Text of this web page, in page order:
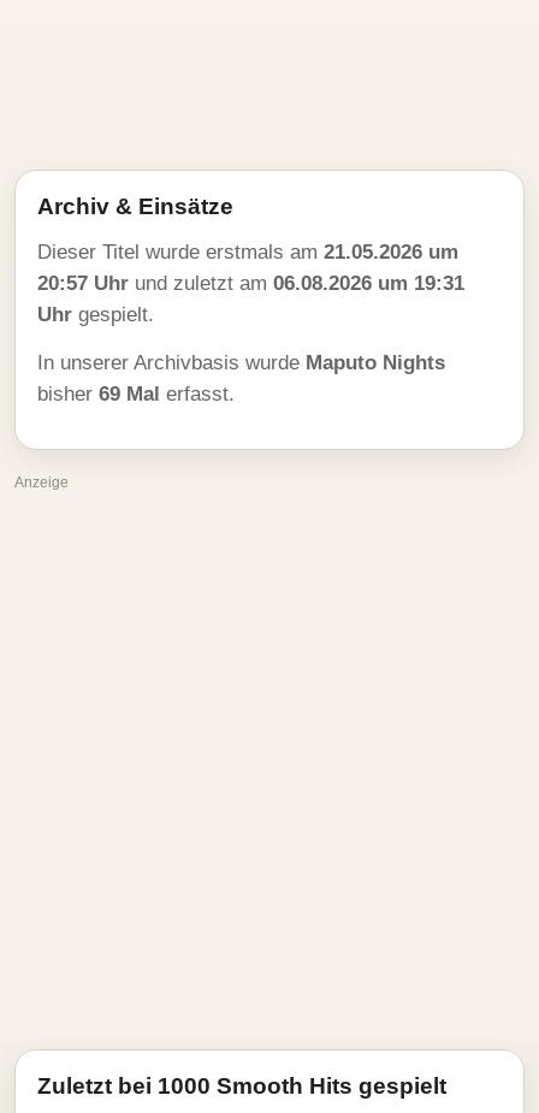
Archiv & Einsätze
Dieser Titel wurde erstmals am 21.05.2026 um
20:57 Uhr und zuletzt am 06.08.2026 um 19:31
Uhr gespielt.
In unserer Archivbasis wurde Maputo Nights
bisher 69 Mal erfasst.
Anzeige
Zuletzt bei 1000 Smooth Hits gespielt